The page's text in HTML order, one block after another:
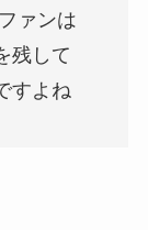
ァンは
残して
すよね